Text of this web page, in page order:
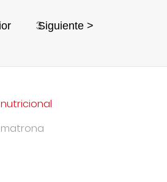
3Siguiente >